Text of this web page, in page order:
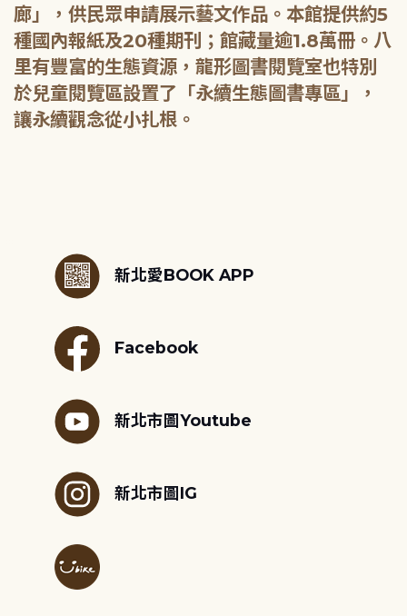
廊」，供民眾申請展示藝文作品。本館提供約5
種國內報紙及20種期刊；館藏量逾1.8萬冊。八
里有豐富的生態資源，龍形圖書閱覽室也特別
於兒童閱覽區設置了「永續生態圖書專區」，
新北愛BOOK APP
Facebook
新北市圖Youtube
新北市圖IG